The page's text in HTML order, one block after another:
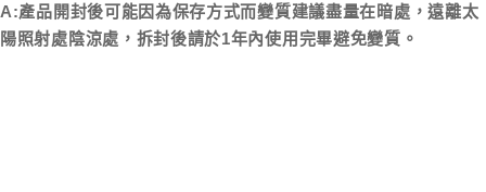
A:產品開封後可能因為保存方式而變質建議盡量在暗處，遠離太
陽照射處陰涼處，拆封後請於1年內使用完畢避免變質。